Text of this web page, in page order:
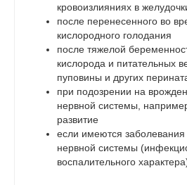
кровоизлияниях в
после перенесенного во
кислородного голодания
после тяжелой
кислорода и питательных
пуповины и других
при подозрении на
нервной системы,
развитие
если имеются заболевания
нервной системы
воспалительного